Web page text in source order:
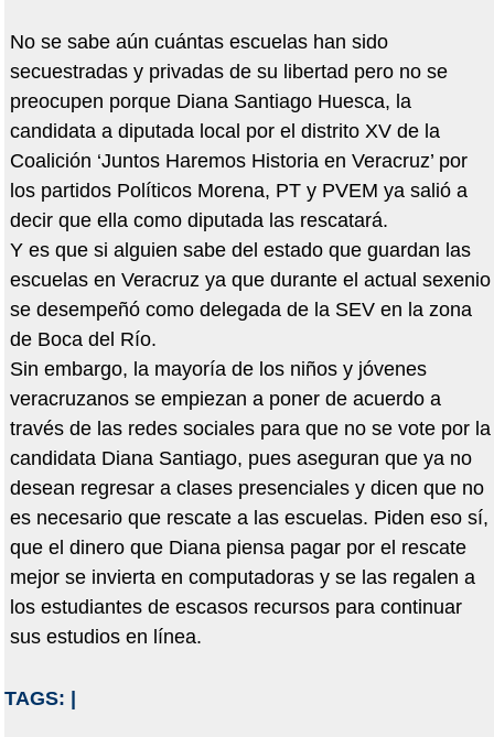
No se sabe aún cuántas escuelas han sido
secuestradas y privadas de su libertad pero no se
preocupen porque Diana Santiago Huesca, la
candidata a diputada local por el distrito XV de la
Coalición ‘Juntos Haremos Historia en Veracruz’ por
los partidos Políticos Morena, PT y PVEM ya salió a
decir que ella como diputada las rescatará.
Y es que si alguien sabe del estado que guardan las
escuelas en Veracruz ya que durante el actual sexenio
se desempeñó como delegada de la SEV en la zona
de Boca del Río.
Sin embargo, la mayoría de los niños y jóvenes
veracruzanos se empiezan a poner de acuerdo a
través de las redes sociales para que no se vote por la
candidata Diana Santiago, pues aseguran que ya no
desean regresar a clases presenciales y dicen que no
es necesario que rescate a las escuelas. Piden eso sí,
que el dinero que Diana piensa pagar por el rescate
mejor se invierta en computadoras y se las regalen a
los estudiantes de escasos recursos para continuar
sus estudios en línea.
TAGS: